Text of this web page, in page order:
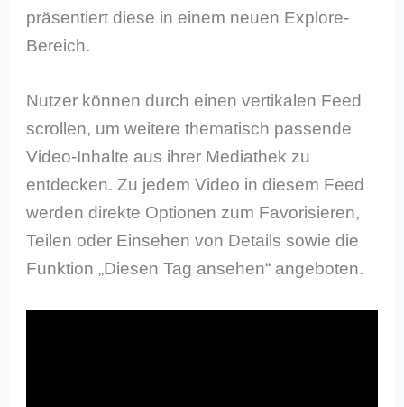
präsentiert diese in einem neuen Explore-
Bereich.
Nutzer können durch einen vertikalen Feed
scrollen, um weitere thematisch passende
Video-Inhalte aus ihrer Mediathek zu
entdecken. Zu jedem Video in diesem Feed
werden direkte Optionen zum Favorisieren,
Teilen oder Einsehen von Details sowie die
Funktion „Diesen Tag ansehen“ angeboten.